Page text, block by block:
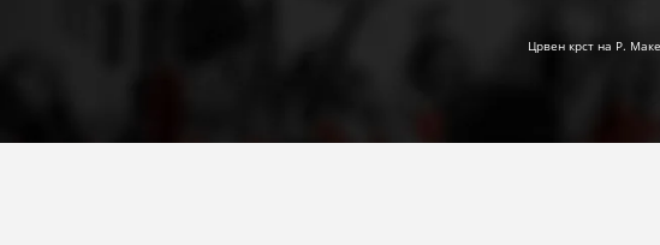
Црвен крст на Р.